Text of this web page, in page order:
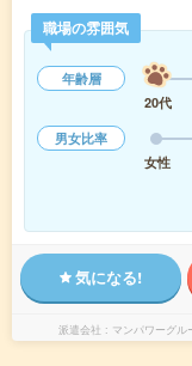
職場の雰囲気
年齢層
20代
男女比率
女性
気になる!
派遣会社 マンパワーグ